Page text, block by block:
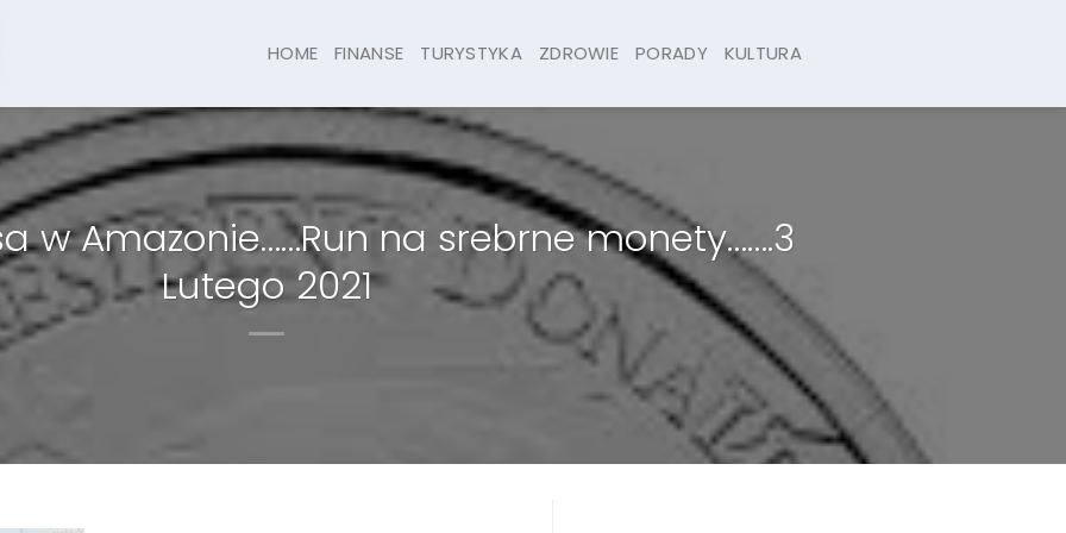
HOME FINANSE TURYSTYKA ZDROWIE PORADY KULTURA
w Amazonie……Run na srebrne monety…….3
Lutego 2021